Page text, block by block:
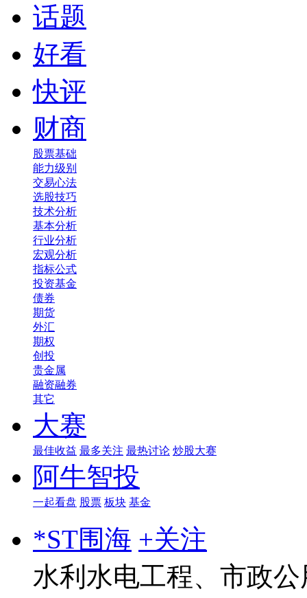
话题
好看
快评
财商
股票基础
能力级别
交易心法
选股技巧
技术分析
基本分析
行业分析
宏观分析
指标公式
投资基金
债券
期货
外汇
期权
创投
贵金属
融资融券
其它
大赛
最佳收益 最多关注 最热讨论 炒股大赛
阿牛智投
一起看盘 股票 板块 基金
*ST围海 +关注
水利水电工程、市政